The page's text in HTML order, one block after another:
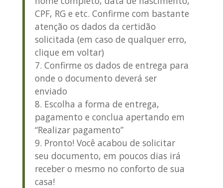
CPF, RG e etc. Confirme com bastante
atenção os dados da certidão
solicitada (em caso de qualquer erro,
clique em voltar)
Confirme os dados de entrega para
onde o documento deverá ser
enviado
Escolha a forma de entrega,
pagamento e conclua apertando em
“Realizar pagamento”
Pronto! Você acabou de solicitar
seu documento, em poucos dias irá
receber o mesmo no conforto de sua
casa!